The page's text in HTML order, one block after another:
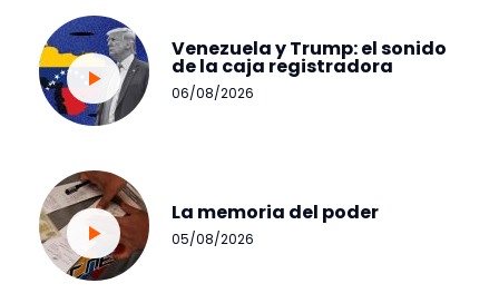
Venezuela y Trump: el sonido
de la caja registradora
06/08/2026
La memoria del poder
05/08/2026